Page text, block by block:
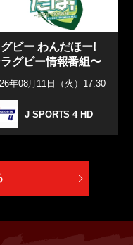
ビー わんだほー!
グビー情報番組〜
年08月11日（火）17:30
J SPORTS 4 HD